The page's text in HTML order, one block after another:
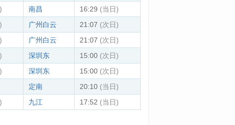
南昌 16:29 (当日)
广州白云 21:07 (次日)
广州白云 21:07 (次日)
深圳东 15:00 (次日)
深圳东 15:00 (次日)
定南 20:10 (当日)
九江 17:52 (当日)